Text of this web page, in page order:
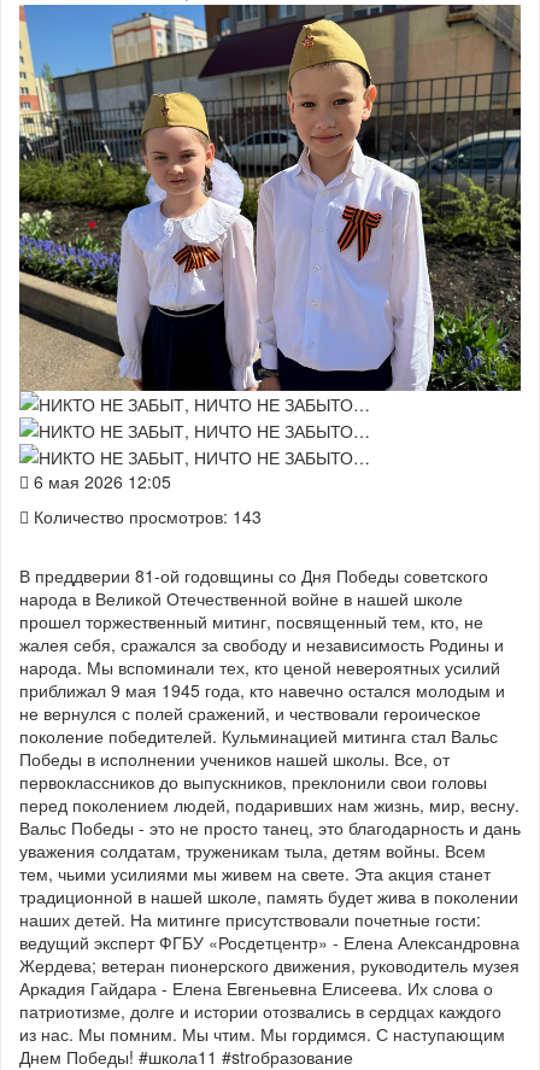
6 мая 2026 12:05
Количество просмотров: 143
В преддверии 81-ой годовщины со Дня Победы советского
народа в Великой Отечественной войне в нашей школе
прошел торжественный митинг, посвященный тем, кто, не
жалея себя, сражался за свободу и независимость Родины и
народа. Мы вспоминали тех, кто ценой невероятных усилий
приближал 9 мая 1945 года, кто навечно остался молодым и
не вернулся с полей сражений, и чествовали героическое
поколение победителей. Кульминацией митинга стал Вальс
Победы в исполнении учеников нашей школы. Все, от
первоклассников до выпускников, преклонили свои головы
перед поколением людей, подаривших нам жизнь, мир, весну.
Вальс Победы - это не просто танец, это благодарность и дань
уважения солдатам, труженикам тыла, детям войны. Всем
тем, чьими усилиями мы живем на свете. Эта акция станет
традиционной в нашей школе, память будет жива в поколении
наших детей. На митинге присутствовали почетные гости:
ведущий эксперт ФГБУ «Росдетцентр» - Елена Александровна
Жердева; ветеран пионерского движения, руководитель музея
Аркадия Гайдара - Елена Евгеньевна Елисеева. Их слова о
патриотизме, долге и истории отозвались в сердцах каждого
из нас. Мы помним. Мы чтим. Мы гордимся. С наступающим
Днем Победы! #школа11 #strобразование